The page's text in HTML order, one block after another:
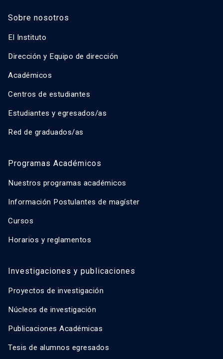
Sobre nosotros
El Instituto
Dirección y Equipo de dirección
Académicos
Centros de estudiantes
Estudiantes y egresados/as
Red de graduados/as
Programas Académicos
Nuestros programas académicos
Información Postulantes de magíster
Cursos
Horarios y reglamentos
Investigaciones y publicaciones
Proyectos de investigación
Núcleos de investigación
Publicaciones Académicas
Tesis de alumnos egresados